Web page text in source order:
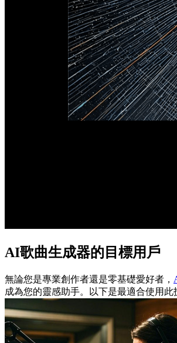
AI歌曲生成器的目標用戶
無論您是專業創作者還是零基礎愛好者，
成為您的靈感助手。以下是最適合使用此